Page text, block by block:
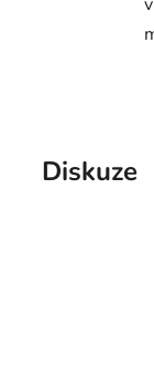
Diskuze